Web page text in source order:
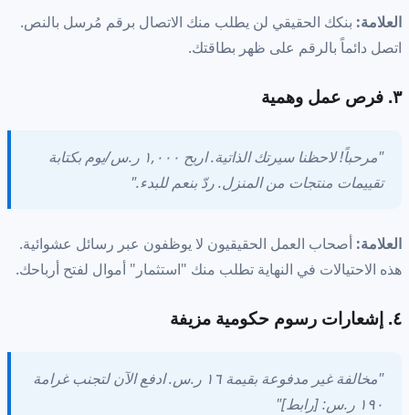
العلامة: بنكك الحقيقي لن يطلب منك الاتصال برقم مُرسل بالنص.
اتصل دائماً بالرقم على ظهر بطاقتك.
٣. فرص عمل وهمية
"مرحباً! لاحظنا سيرتك الذاتية. اربح ١,٠٠٠ ر.س/يوم بكتابة
تقييمات منتجات من المنزل. ردّ بنعم للبدء."
العلامة: أصحاب العمل الحقيقيون لا يوظفون عبر رسائل عشوائية.
هذه الاحتيالات في النهاية تطلب منك "استثمار" أموال لفتح أرباحك.
٤. إشعارات رسوم حكومية مزيفة
"مخالفة غير مدفوعة بقيمة ١٦ ر.س. ادفع الآن لتجنب غرامة
١٩٠ ر.س: [رابط]"